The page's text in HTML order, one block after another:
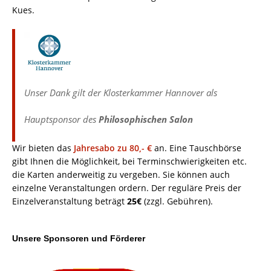
Kues.
Unser Dank gilt der Klosterkammer Hannover als
Hauptsponsordes Philosophischen Salon
Wir bieten das Jahresabo zu 80,- € an. Eine Tauschbörse
gibt Ihnen die Möglichkeit, bei Terminschwierigkeiten etc.
die Karten anderweitig zu vergeben. Sie können auch
einzelne Veranstaltungen ordern. Der reguläre Preis der
Einzelveranstaltung beträgt 25€ (zzgl. Gebühren).
Unsere Sponsoren und Förderer